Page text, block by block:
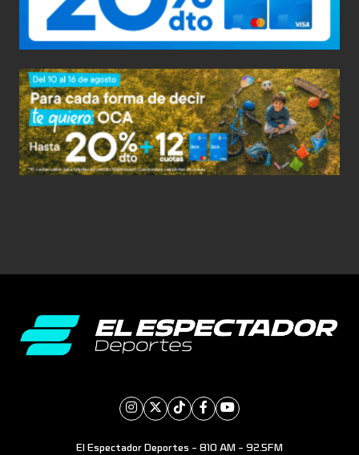
El Espectador Deportes - 810 AM - 92.5FM